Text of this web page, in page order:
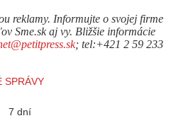
reklamy. Informujte o svojej firme
Sme.sk aj vy. Bližšie informácie
; tel:+421 2 59 233
SPRÁVY
7 dní